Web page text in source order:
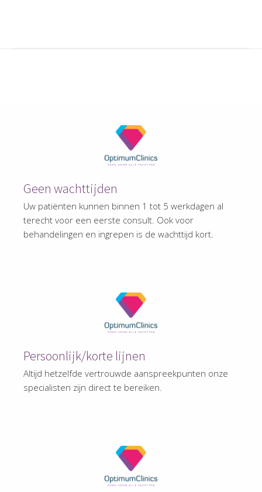
Geen wachttijden
Uw patiënten kunnen binnen 1 tot 5 werkdagen al
terecht voor een eerste consult. Ook voor
behandelingen en ingrepen is de wachttijd kort.
Persoonlijk/korte lijnen
Altijd hetzelfde vertrouwde aanspreekpunten onze
specialisten zijn direct te bereiken.